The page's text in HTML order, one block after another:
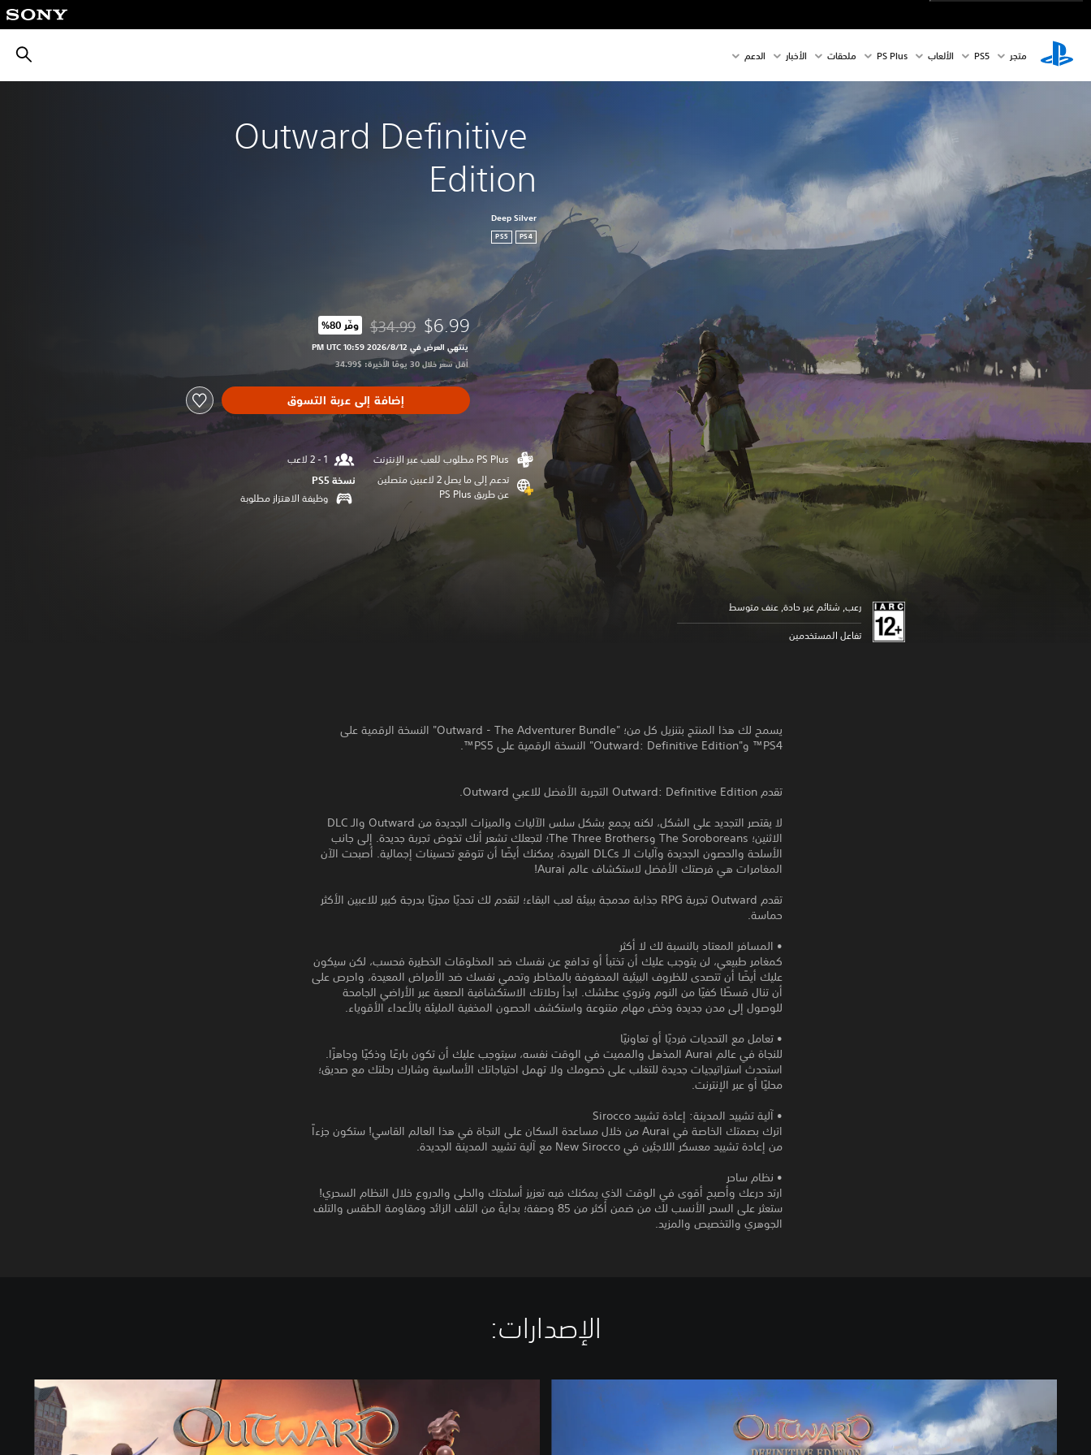
متجر PS5‏ الألعاب PS Plus ملحقات الأخبار الدعم
Outward Definitive
Edition
Deep Silver
PS4
PS5
$6.99 مخصوم من السعر الأصلي البالغ $34.99‏
$34.99 وفّر 80%‏
ينتهي العرض في 12‏/8‏/2026 10:59 PM UTC‏
أقل سعر خلال 30 يومًا الأخيرة: $34.99‏
إضافة إلى عربة التسوق
تدعم إلى ما يصل 2 لاعبين متصلين
عن طريق PS Plus‏
نسخة PS5‏
وظيفة الاهتزاز مطلوبة
رعب, شتائم غير حادة, عنف متوسط
تفاعل المستخدمين
يسمح لك هذا المنتج بتنزيل كل من؛ "Outward - The Adventurer Bundle" النسخة الرقمية على
PS4™ و"Outward: Definitive Edition" النسخة الرقمية على PS5™.
تقدم Outward: Definitive Edition التجربة الأفضل للاعبي Outward.
لا يقتصر التجديد على الشكل، لكنه يجمع بشكل سلس الآليات والميزات الجديدة من Outward والـ DLC
الاثنين؛ The Soroboreans وThe Three Brothers؛ لتجعلك تشعر أنك تخوض تجربة جديدة. إلى جانب
الأسلحة والحصون الجديدة وآليات الـ DLCs الفريدة، يمكنك أيضًا أن تتوقع تحسينات إجمالية. أصبحت الآن
المغامرات هي فرصتك الأفضل لاستكشاف عالم Aurai!
تقدم Outward تجربة RPG جذابة مدمجة ببيئة لعب البقاء؛ لتقدم لك تحديًا مجزيًا بدرجة كبير للاعبين الأكثر
حماسة.
• المسافر المعتاد بالنسبة لك لا أكثر
كمغامر طبيعي، لن يتوجب عليك أن تختبأ أو تدافع عن نفسك ضد المخلوقات الخطيرة فحسب، لكن سيكون
عليك أيضًا أن تتصدى للظروف البيئية المحفوفة بالمخاطر وتحمي نفسك ضد الأمراض المعيدة، واحرص على
أن تنال قسطًا كفيًا من النوم وتروي عطشك. ابدأ رحلاتك الاستكشافية الصعبة عبر الأراضي الجامحة
للوصول إلى مدن جديدة وخض مهام متنوعة واستكشف الحصون المخفية المليئة بالأعداء الأقوياء.
• تعامل مع التحديات فرديًا أو تعاونيًا
للنجاة في عالم Aurai المذهل والمميت في الوقت نفسه، سيتوجب عليك أن تكون بارعًا وذكيًا وجاهزًا.
استحدث استراتيجيات جديدة للتغلب على خصومك ولا تهمل احتياجاتك الأساسية وشارك رحلتك مع صديق؛
محليًا أو عبر الإنترنت.
• آلية تشييد المدينة: إعادة تشييد Sirocco
اترك بصمتك الخاصة في Aurai من خلال مساعدة السكان على النجاة في هذا العالم القاسي! ستكون جزءاً
من إعادة تشييد معسكر اللاجئين في New Sirocco مع آلية تشييد المدينة الجديدة.
• نظام ساحر
ارتد درعك وأصبح أقوى في الوقت الذي يمكنك فيه تعزيز أسلحتك والحلى والدروع خلال النظام السحري!
ستعثر على السحر الأنسب لك من ضمن أكثر من 85 وصفة؛ بدايةً من التلف الزائد ومقاومة الطقس والتلف
الجوهري والتخصيص والمزيد.
الإصدارات:‏
t